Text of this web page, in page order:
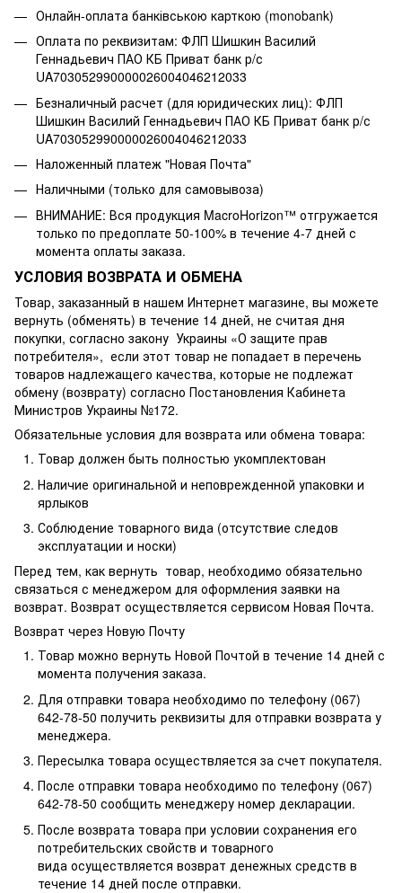
Онлайн-оплата банківською карткою (monobank)
Оплата по реквизитам: ФЛП Шишкин Василий
Геннадьевич ПАО КБ Приват банк р/с
UA703052990000026004046212033
Безналичный расчет (для юридических лиц): ФЛП
Шишкин Василий Геннадьевич ПАО КБ Приват банк р/с
UA703052990000026004046212033
Наложенный платеж "Новая Почта"
Наличными (только для самовывоза)
ВНИМАНИЕ: Вся продукция MacroHorizon™ отгружается
только по предоплате 50-100% в течение 4-7 дней с
момента оплаты заказа.
УСЛОВИЯ ВОЗВРАТА И ОБМЕНА
Товар, заказанный в нашем Интернет магазине, вы можете
вернуть (обменять) в течение 14 дней, не считая дня
покупки, согласно закону Украины «О защите прав
потребителя», если этот товар не попадает в перечень
товаров надлежащего качества, которые не подлежат
обмену (возврату) согласно Постановления Кабинета
Министров Украины №172.
Обязательные условия для возврата или обмена товара:
Товар должен быть полностью укомплектован
Наличие оригинальной и неповрежденной упаковки и
ярлыков
Соблюдение товарного вида (отсутствие следов
эксплуатации и носки)
Перед тем, как вернуть товар, необходимо обязательно
связаться с менеджером для оформления заявки на
возврат. Возврат осуществляется сервисом Новая Почта.
Возврат через Новую Почту
Товар можно вернуть Новой Почтой в течение 14 дней с
момента получения заказа.
Для отправки товара необходимо по телефону (067)
642-78-50 получить реквизиты для отправки возврата у
менеджера.
Пересылка товара осуществляется за счет покупателя.
После отправки товара необходимо по телефону (067)
642-78-50 сообщить менеджеру номер декларации.
После возврата товара при условии сохранения его
потребительских свойств и товарного
вида осуществляется возврат денежных средств в
течение 14 дней после отправки.